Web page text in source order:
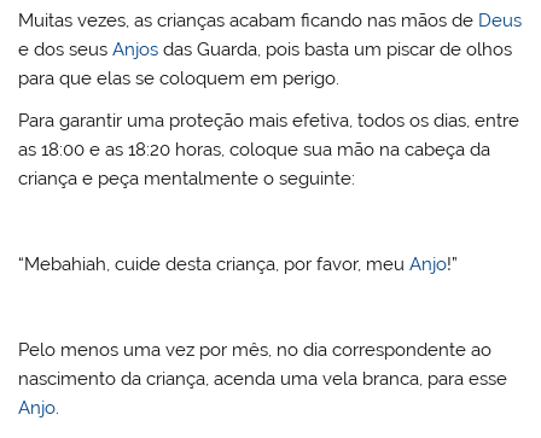
Muitas vezes, as crianças acabam ficando nas mãos de Deus
e dos seusAnjos das Guarda, pois basta um piscar de olhos
para que elas se coloquem em perigo.
Para garantir uma proteção mais efetiva, todos os dias, entre
as 18:00 e as 18:20 horas, coloque sua mão na cabeça da
criança e peça mentalmente o seguinte:
“Mebahiah, cuide desta criança, por favor, meuAnjo!”
Pelo menos uma vez por mês, no dia correspondente ao
nascimento da criança, acenda uma vela branca, para esse
Anjo.